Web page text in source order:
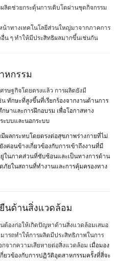
ลิตช่วยกระตุ้นการเติบโตผ่านชุดกิจกรรม
าทางเทคโนโลยีส่วนใหญ่มาจากภาคการ
น ๆ ทำให้มีประสิทธิผลมากขึ้นเช่นกัน
หกรรม
รษฐกิจโดยตรงแล้ว การผลิตยังมี
น ทักษะที่สูงขึ้นที่เรียกร้องจากงานด้านการ
ษาและการฝึกอบรม เพื่อโอกาสทาง
ะบบและนอกระบบ
ผลกระทบโดยตรงต่อสุขภาพร่างกายที่ไม่
ค่อนข้างเกี่ยวข้องกับการเข้าถึงงานที่มี
ในภาคส่วนที่ซับซ้อนและเป็นทางการด้าน
ยในสถานที่ทำงานและการคุ้มครองทาง
นด้านสิ่งแวดล้อม
ต้องก่อให้เกิดปัญหาด้านสิ่งแวดล้อมเสมอ
ารถทำให้การผลิตมีประสิทธิภาพในการ
จากความเสียหายต่อสิ่งแวดล้อม เมื่อมอง
ยวข้องกับการปฏิวัติอุตสาหกรรมครั้งที่สี่จะ